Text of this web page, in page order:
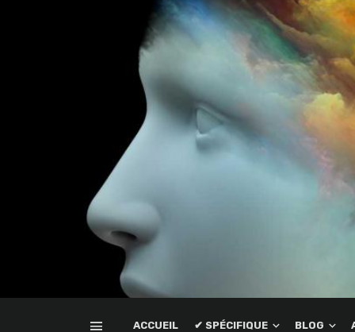
ACCUEIL ✔ SPÉCIFIQUE BLOG